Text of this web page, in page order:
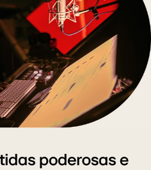
poderosas e